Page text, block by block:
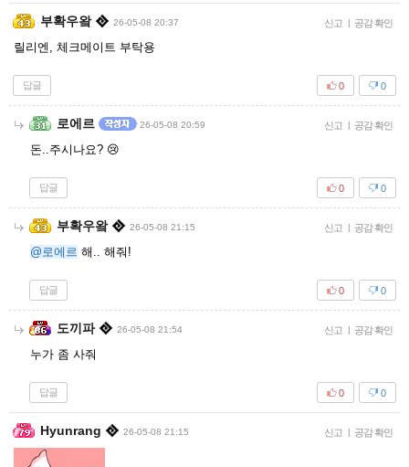
부확우왘 26-05-08 20:37 신고 공감 확인
릴리엔, 체크메이트 부탁용
답글 0
0
로에르 26-05-08 20:59 신고 공감 확인
돈..주시나요? 😢
답글 0
0
부확우왘 26-05-08 21:15 신고 공감 확인
@로에르 해.. 해줘!
답글 0
0
도끼파 26-05-08 21:54 신고 공감 확인
누가 좀 사줘
답글 0
0
Hyunrang 26-05-08 21:15 신고 공감 확인